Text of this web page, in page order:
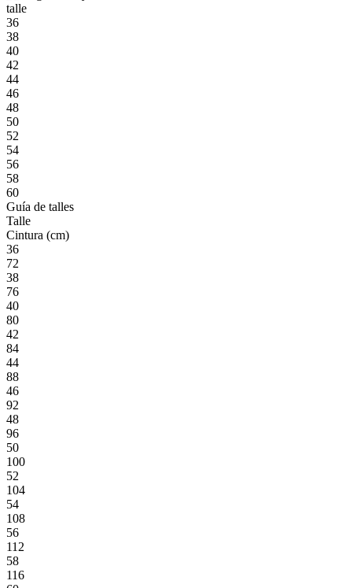
talle
36
38
40
42
44
46
48
50
52
54
56
58
60
Guía de talles
Talle
Cintura (cm)
36
72
38
76
40
80
42
84
44
88
46
92
48
96
50
100
52
104
54
108
56
112
58
116